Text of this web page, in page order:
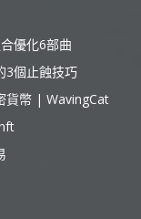
優化6部曲
3個止蝕技巧
貨幣 | WavingCat